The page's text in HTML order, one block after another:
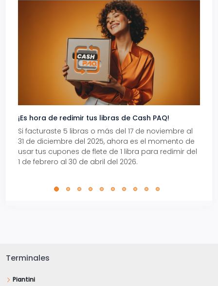
¡Es hora de redimir tus libras de Cash PAQ!
Si facturaste 5 libras o más del 17 de noviembre al
31 de diciembre del 2025, ahora es el momento de
usar tus cupones de flete de 1 libra para redimir del
1 de febrero al 30 de abril del 2026.
Terminales
Piantini